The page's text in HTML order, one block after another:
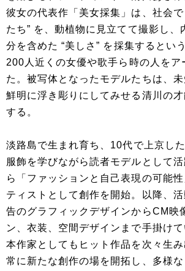
彼女の代表作「美女採集」は、社会で
たち” を、動植物に見立てて撮影し、
分を含めた “美しさ” を採集するとい
200人近くの女優や歌手ら時の人をア
た。被写体となったモデルたちは、
鮮明に浮き彫りにしてみせる清川の
する。
淡路島で生まれ育ち、10代で上京した
服飾を学びながら読者モデルとして
ら「ファッションと自己表現の可能
ティストとして創作を開始。以降、
告のグラフィックデザインからCM映
ン、衣装、空間デザインまで手掛け
本作家としてもヒット作品を次々生み
常に新たな創作の場を開拓し、多様